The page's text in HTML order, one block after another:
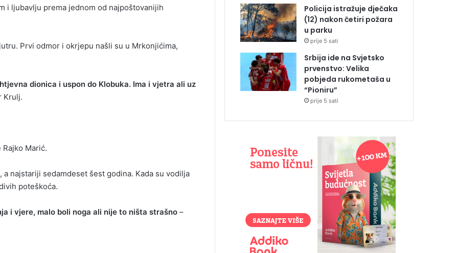
i ljubavlju prema jednom od najpoštovanijih
Prvi odmor i okrjepu našli su u Mrkonjićima,
dionica i uspon do Klobuka. Ima i vjetra ali uz
Krulj.
Marić.
najstariji sedamdeset šest godina. Kada su vodilja
poteškoća.
i vjere, malo boli noga ali nije to ništa strašno –
Policija istražuje dječaka
(12) nakon četiri požara
u parku
prije 5 sati
Srbija ide na Svjetsko
prvenstvo: Velika
pobjeda rukometaša u
“Pioniru”
prije 5 sati